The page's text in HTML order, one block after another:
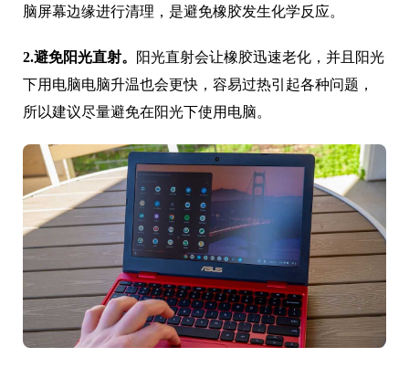
脑屏幕边缘进行清理，是避免橡胶发生化学反应。
2.避免阳光直射。
阳光直射会让橡胶迅速老化，并且阳光
下用电脑电脑升温也会更快，容易过热引起各种问题，
所以建议尽量避免在阳光下使用电脑。